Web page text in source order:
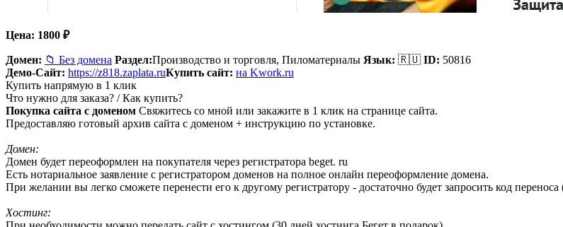
Цена: 1800 ₽
Домен: 📁 Без домена Раздел:Производство и торговля, Пиломатериалы Язык: 🇷🇺 ID: 50816
Демо-Сайт: https://z818.zaplata.ruКупить сайт: на Kwork.ru
Купить напрямую в 1 клик
Что нужно для заказа? / Как купить?
Покупка сайта с доменом Свяжитесь со мной или закажите в 1 клик на странице сайта.
Предоставляю готовый архив сайта с доменом + инструкцию по установке.
Домен:
Домен будет переоформлен на покупателя через регистратора beget. ru
Есть нотариальное заявление с регистратором доменов на полное онлайн переоформление домена.
При желании вы легко сможете перенести его к другому регистратору - достаточно будет запросить код
Хостинг: